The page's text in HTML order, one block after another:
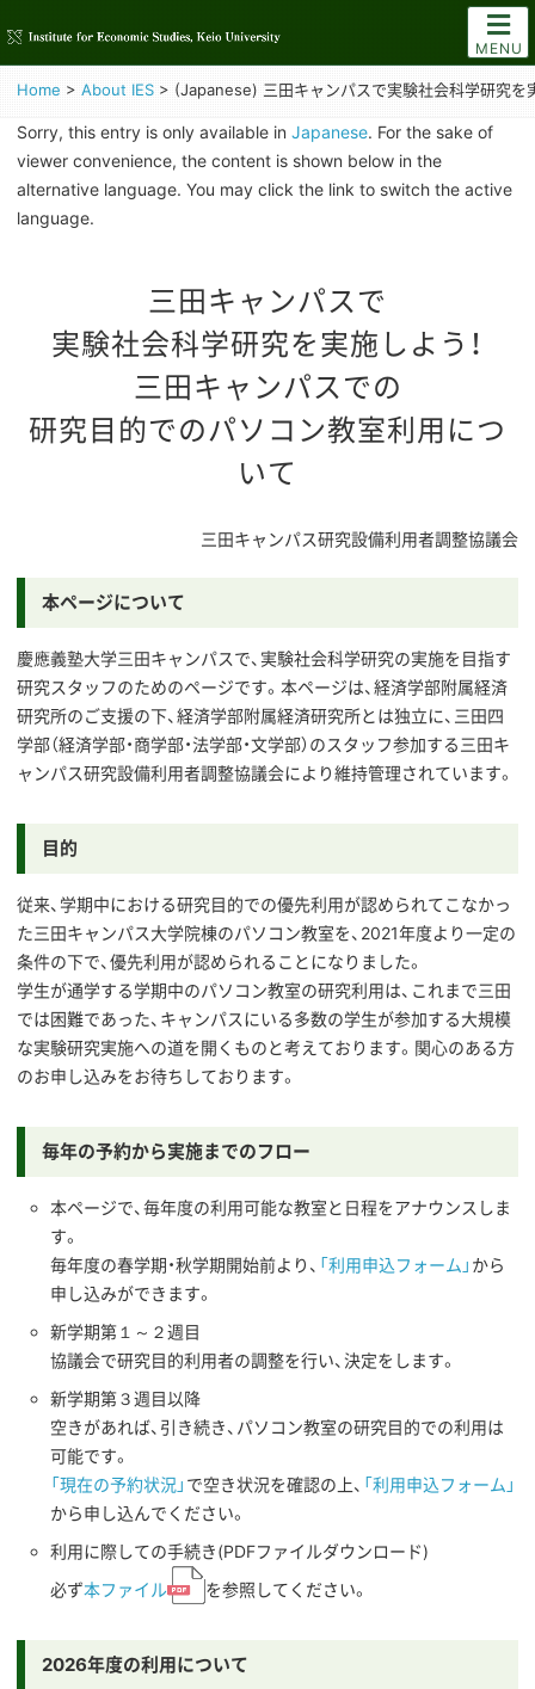
MENU
Home > About IES > (Japanese) 三田キャンパスで実験社会科学研究を
Sorry, this entry is only available in Japanese. For the sake of
viewer convenience, the content is shown below in the
alternative language. You may click the link to switch the active
language.
三田キャンパスで
実験社会科学研究を実施しよう！
三田キャンパスでの
研究目的でのパソコン教室利用につ
いて
三田キャンパス研究設備利用者調整協議会
本ページについて
慶應義塾大学三田キャンパスで、実験社会科学研究の実施を目指す
研究スタッフのためのページです。本ページは、経済学部附属経済
研究所のご支援の下、経済学部附属経済研究所とは独立に、三田四
学部（経済学部・商学部・法学部・文学部）のスタッフ参加する三田キ
ャンパス研究設備利用者調整協議会により維持管理されています。
目的
従来、学期中における研究目的での優先利用が認められてこなかっ
た三田キャンパス大学院棟のパソコン教室を、2021年度より一定の
条件の下で、優先利用が認められることになりました。
学生が通学する学期中のパソコン教室の研究利用は、これまで三田
では困難であった、キャンパスにいる多数の学生が参加する大規模
な実験研究実施への道を開くものと考えております。関心のある方
のお申し込みをお待ちしております。
毎年の予約から実施までのフロー
本ページで、毎年度の利用可能な教室と日程をアナウンスしま
す。
毎年度の春学期・秋学期開始前より、 「利用申込フォーム」 から
申し込みができます。
新学期第１～２週目
協議会で研究目的利用者の調整を行い、決定をします。
新学期第３週目以降
空きがあれば、引き続き、パソコン教室の研究目的での利用は
可能です。
「現在の予約状況」 で空き状況を確認の上、 「利用申込フォーム」
から申し込んでください。
利用に際しての手続き(PDFファイルダウンロード)
必ず本ファイル を参照してください。
2026年度の利用について